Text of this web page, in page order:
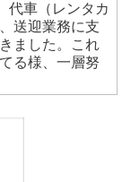
代車（レンタカ
送迎業務に支
ました。これ
る様、一層努